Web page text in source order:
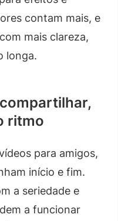
contam mais, e
mais clareza,
longa.
ritmo
para amigos,
início e fim.
a seriedade e
a funcionar